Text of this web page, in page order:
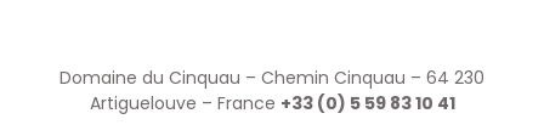
Domaine du Cinquau – Chemin Cinquau – 64 230
Artiguelouve – France +33 (0) 5 59 83 10 41